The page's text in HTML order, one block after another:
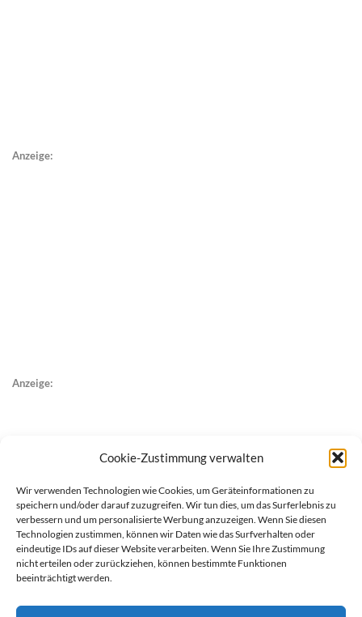
Cookie-Zustimmung verwalten
Wir verwenden Technologien wie Cookies, um Geräteinformationen zu
speichern und/oder darauf zuzugreifen. Wir tun dies, um das Surferlebnis zu
verbessern und um personalisierte Werbung anzuzeigen. Wenn Sie diesen
Technologien zustimmen, können wir Daten wie das Surfverhalten oder
eindeutige IDs auf dieser Website verarbeiten. Wenn Sie Ihre Zustimmung
nicht erteilen oder zurückziehen, können bestimmte Funktionen
beeinträchtigt werden.
Anzeige:
Anzeige: